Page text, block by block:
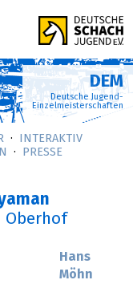
DEM
Deutsche Jugend-
Einzelmeisterschaften
INTERAKTIV
PRESSE
Oberhof
Hans
Möhn